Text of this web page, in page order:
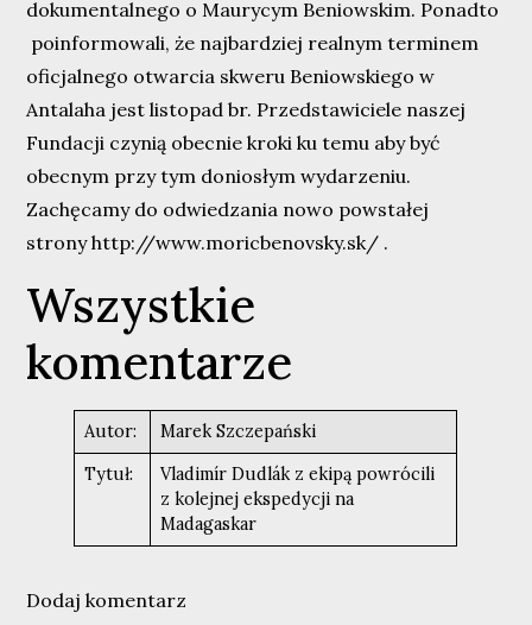
dokumentalnego o Maurycym Beniowskim. Ponadto
poinformowali, że najbardziej realnym terminem
oficjalnego otwarcia skweru Beniowskiego w
Antalaha jest listopad br. Przedstawiciele naszej
Fundacji czynią obecnie kroki ku temu aby być
obecnym przy tym doniosłym wydarzeniu.
Zachęcamy do odwiedzania nowo powstałej
stronyhttp://www.moricbenovsky.sk/ .
Wszystkie
komentarze
Autor:
Marek Szczepański
Tytuł:
Vladimír Dudlák z ekipą powrócili
z kolejnej ekspedycji na
Madagaskar
Dodaj komentarz